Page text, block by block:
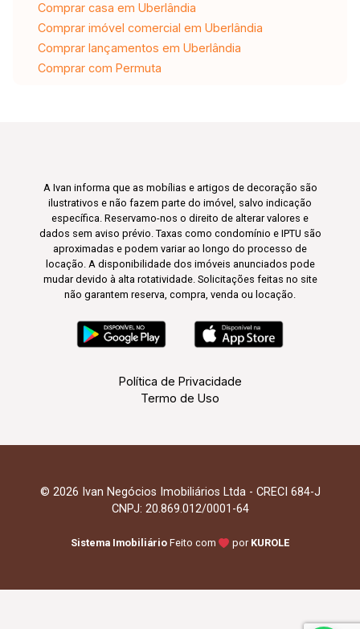
Comprar casa em Uberlândia
Comprar imóvel comercial em Uberlândia
Comprar lançamentos em Uberlândia
Comprar com Permuta
A Ivan informa que as mobílias e artigos de decoração são
ilustrativos e não fazem parte do imóvel, salvo indicação
específica. Reservamo-nos o direito de alterar valores e
dados sem aviso prévio. Taxas como condomínio e IPTU são
aproximadas e podem variar ao longo do processo de
locação. A disponibilidade dos imóveis anunciados pode
mudar devido à alta rotatividade. Solicitações feitas no site
não garantem reserva, compra, venda ou locação.
Política de Privacidade
Termo de Uso
© 2026 Ivan Negócios Imobiliários Ltda - CRECI 684-J
CNPJ: 20.869.012/0001-64
Sistema Imobiliário Feito com por KUROLE